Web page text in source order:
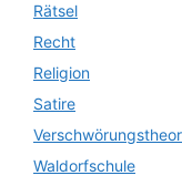
Rätsel
Recht
Religion
Satire
Waldorfschule